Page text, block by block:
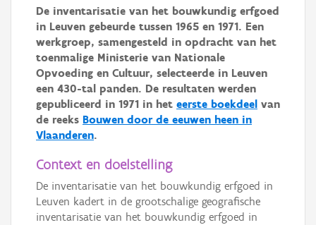
Aanmelden
De inventarisatie van het bouwkundig erfgoed
in Leuven gebeurde tussen 1965 en 1971. Een
werkgroep, samengesteld in opdracht van het
toenmalige Ministerie van Nationale
Opvoeding en Cultuur, selecteerde in Leuven
een 430-tal panden. De resultaten werden
gepubliceerd in 1971 in het eerste boekdeel van
de reeks Bouwen door de eeuwen heen in
Vlaanderen.
Context en doelstelling
De inventarisatie van het bouwkundig erfgoed in
Leuven kadert in de grootschalige geografische
inventarisatie van het bouwkundig erfgoed in